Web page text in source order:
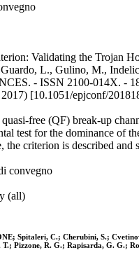
Validating the Trojan
L., Gulino, M.,
- ISSN 2100-014X. -
[10.1051/epjconf/
free (QF) break-up
test for the dominance of
the criterion is described
convegno
(all)
Spitaleri, C.; Cherubini, S.;
T.; Pizzone, R. G.; Rapisarda, G. G.;